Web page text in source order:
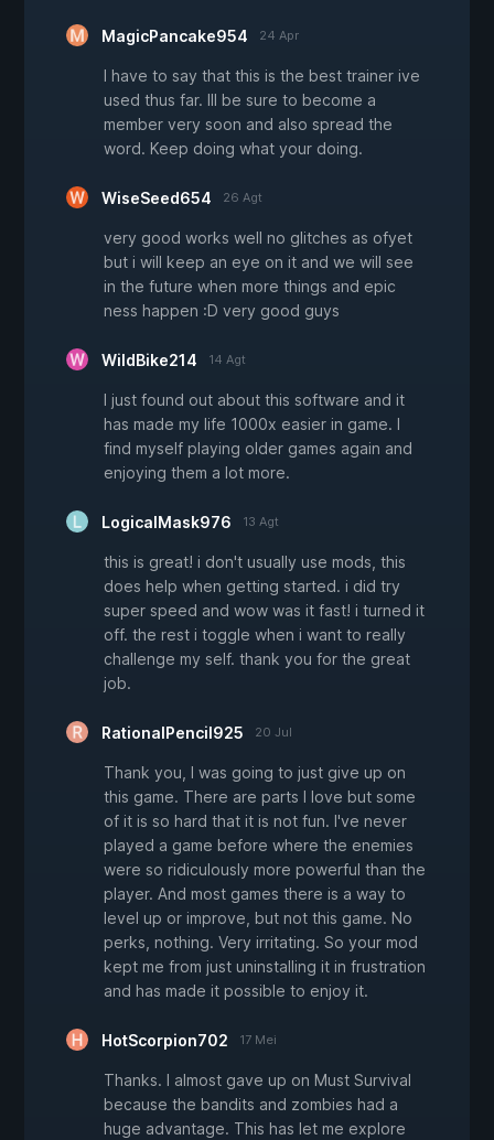
MagicPancake954 24 Apr
I have to say that this is the best trainer ive
used thus far. Ill be sure to become a
member very soon and also spread the
word. Keep doing what your doing.
WiseSeed654 26 Agt
very good works well no glitches as ofyet
but i will keep an eye on it and we will see
in the future when more things and epic
ness happen :D very good guys
WildBike214 14 Agt
I just found out about this software and it
has made my life 1000x easier in game. I
find myself playing older games again and
enjoying them a lot more.
LogicalMask976 13 Agt
this is great! i don't usually use mods, this
does help when getting started. i did try
super speed and wow was it fast! i turned it
off. the rest i toggle when i want to really
challenge my self. thank you for the great
job.
RationalPencil925 20 Jul
Thank you, I was going to just give up on
this game. There are parts I love but some
of it is so hard that it is not fun. I've never
played a game before where the enemies
were so ridiculously more powerful than the
player. And most games there is a way to
level up or improve, but not this game. No
perks, nothing. Very irritating. So your mod
kept me from just uninstalling it in frustration
and has made it possible to enjoy it.
HotScorpion702 17 Mei
Thanks. I almost gave up on Must Survival
because the bandits and zombies had a
huge advantage. This has let me explore